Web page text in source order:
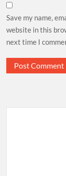
Save my name,
website in this
next time I